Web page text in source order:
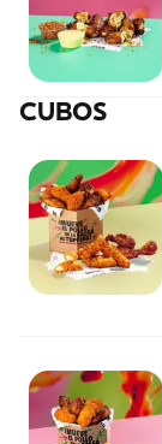
CUBOS